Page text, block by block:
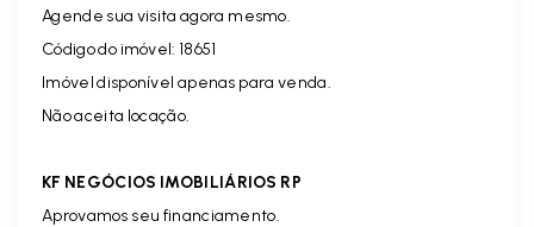
Agende sua visita agora mesmo.
Código do imóvel: 18651
Imóvel disponível apenas para venda.
Não aceita locação.
KF NEGÓCIOS IMOBILIÁRIOS RP
Aprovamos seu financiamento.